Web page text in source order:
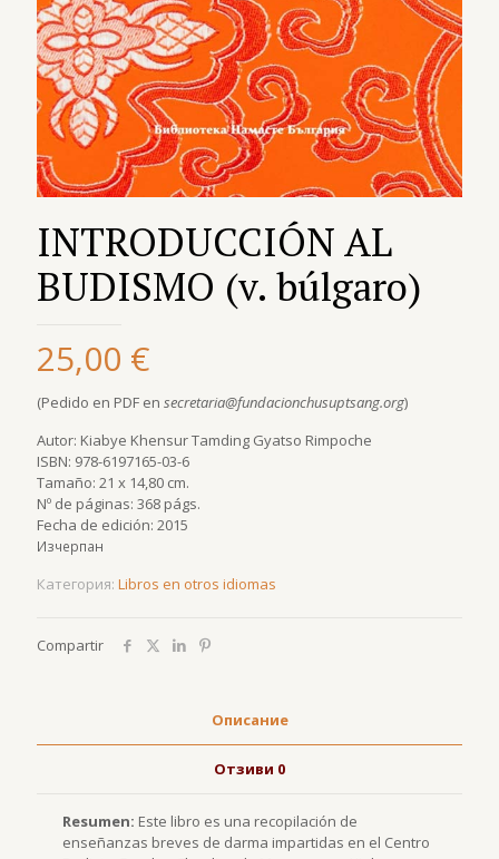
INTRODUCCIÓN AL
BUDISMO (v. búlgaro)
25,00 €
(Pedido en PDF en secretaria@fundacionchusuptsang.org)
Autor: Kiabye Khensur Tamding Gyatso Rimpoche
ISBN: 978-6197165-03-6
Tamaño: 21 x 14,80 cm.
Nº de páginas: 368 págs.
Fecha de edición: 2015
Изчерпан
Категория: Libros en otros idiomas
Compartir
Описание
Отзиви 0
Resumen: Este libro es una recopilación de
enseñanzas breves de darma impartidas en el Centro